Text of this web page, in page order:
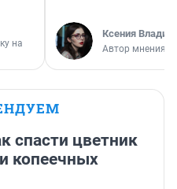
на
Ксения
Автор мнения
спасти цветник
копеечных